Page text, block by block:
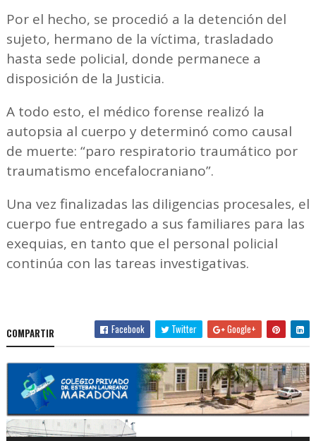
Por el hecho, se procedió a la detención del
sujeto, hermano de la víctima, trasladado
hasta sede policial, donde permanece a
disposición de la Justicia.
A todo esto, el médico forense realizó la
autopsia al cuerpo y determinó como causal
de muerte: “paro respiratorio traumático por
traumatismo encefalocraniano”.
Una vez finalizadas las diligencias procesales, el
cuerpo fue entregado a sus familiares para las
exequias, en tanto que el personal policial
continúa con las tareas investigativas.
COMPARTIR Facebook Twitter Google+